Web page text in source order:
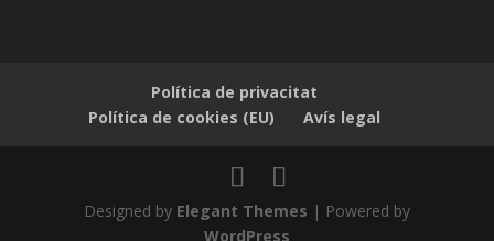
Política de privacitat
Política de cookies (EU)
Avís legal
Designed by Elegant Themes | Powered by
WordPress